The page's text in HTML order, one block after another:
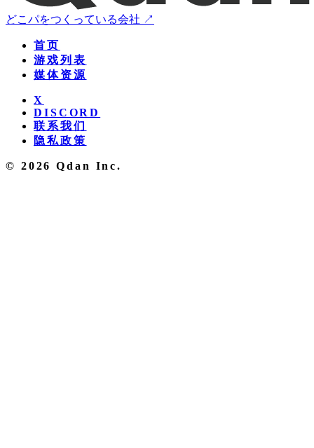
どこパをつくっている会社 ↗
首页
游戏列表
媒体资源
X
DISCORD
联系我们
隐私政策
© 2026 Qdan Inc.